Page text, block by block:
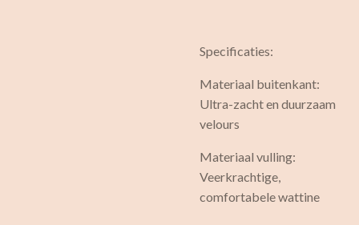
Specificaties:
Materiaal buitenkant:
Ultra-zacht en duurzaam
velours
Materiaal vulling:
Veerkrachtige,
comfortabele wattine